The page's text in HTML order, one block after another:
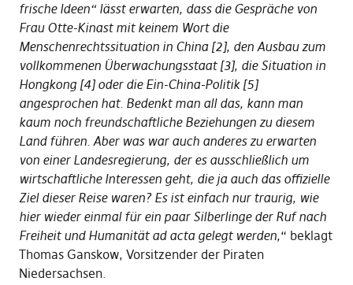
frische Ideen“ lässt erwarten, dass die Gespräche von
Frau Otte-Kinast mit keinem Wort die
Menschenrechtssituation in China [2], den Ausbau zum
vollkommenen Überwachungsstaat [3], die Situation in
Hongkong [4] oder die Ein-China-Politik [5]
angesprochen hat. Bedenkt man all das, kann man
kaum noch freundschaftliche Beziehungen zu diesem
Land führen. Aber was war auch anderes zu erwarten
von einer Landesregierung, der es ausschließlich um
wirtschaftliche Interessen geht, die ja auch das offizielle
Ziel dieser Reise waren? Es ist einfach nur traurig, wie
hier wieder einmal für ein paar Silberlinge der Ruf nach
Freiheit und Humanität ad acta gelegt werden,“ beklagt
Thomas Ganskow, Vorsitzender der Piraten
Niedersachsen.